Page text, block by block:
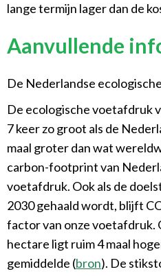
lange termijn lager dan de
Aanvullende
De Nederlandse
De ecologische voetafdruk
7 keer zo groot als de
maal groter dan wat
carbon-footprint van
voetafdruk. Ook als de
2030 gehaald wordt, blijft
factor van onze
hectare ligt ruim 4 maal
gemiddelde (bron). De